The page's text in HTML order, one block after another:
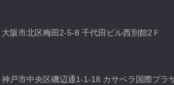
大阪市北区梅田2-5-8 千代田ビル西別館2Ｆ
神戸市中央区磯辺通1-1-18 カサベラ国際プラ